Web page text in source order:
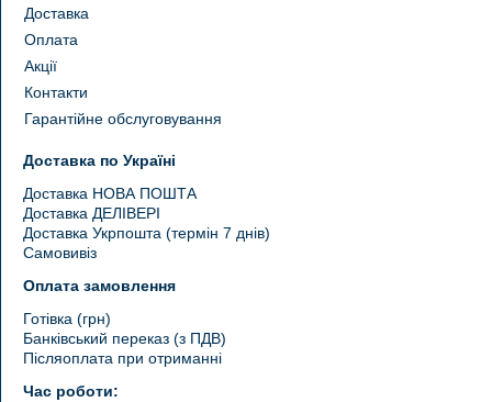
Доставка
Оплата
Акції
Контакти
Гарантійне обслуговування
Доставка по Україні
Доставка НОВА ПОШТА
Доставка ДЕЛІВЕРІ
Доставка Укрпошта (термін 7 днів)
Самовивіз
Оплата замовлення
Готівка (грн)
Банківський переказ (з ПДВ)
Післяоплата при отриманні
Час роботи: